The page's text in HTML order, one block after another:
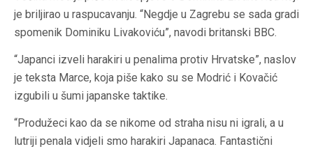
je briljirao u raspucavanju. “Negdje u Zagrebu se sada gradi
spomenik Dominiku Livakoviću”, navodi britanski BBC.
“Japanci izveli harakiri u penalima protiv Hrvatske”, naslov
je teksta Marce, koja piše kako su se Modrić i Kovačić
izgubili u šumi japanske taktike.
“Produžeci kao da se nikome od straha nisu ni igrali, a u
lutriji penala vidjeli smo harakiri Japanaca. Fantastični